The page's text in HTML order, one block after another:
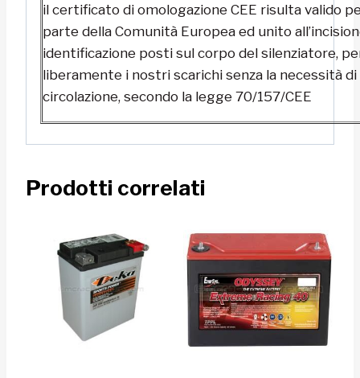
il certificato di omologazione CEE risulta valido
parte della Comunità Europea ed unito
identificazione posti sul corpo del silenziatore,
liberamente i nostri scarichi senza la necessità
circolazione, secondo la legge 70/157/CEE
Prodotti correlati